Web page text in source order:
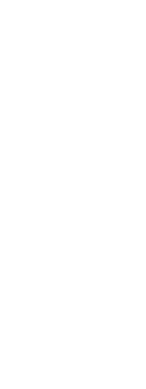
die
berät und
Bereichen
zu